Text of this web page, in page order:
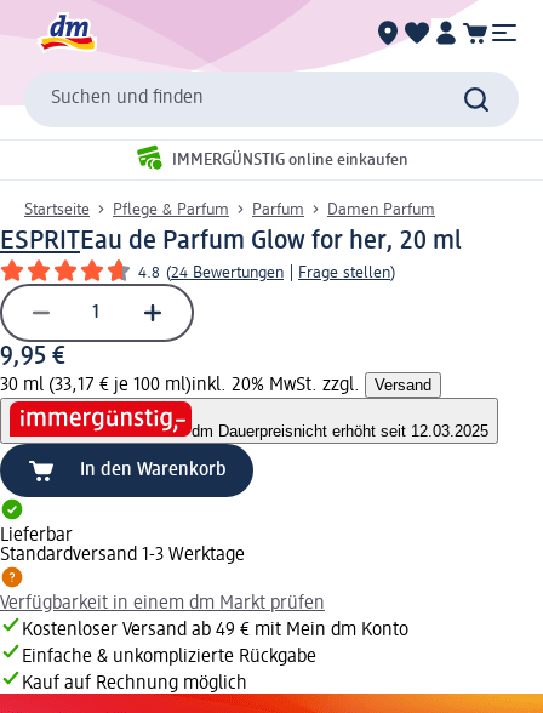
Suchen und finden
IMMERGÜNSTIG online einkaufen
Startseite Pflege & Parfum Parfum Damen Parfum
ESPRITEau de Parfum Glow for her, 20 ml
4.8 (24 Bewertungen Frage stellen)
9,95 €
30 ml (33,17 € je 100 ml)inkl. 20% MwSt. zzgl. Versand
dm Dauerpreisnicht erhöht seit 12.03.2025
In den Warenkorb
Lieferbar
Standardversand 1-3 Werktage
Verfügbarkeit in einem dm Markt prüfen
Kostenloser Versand ab 49 € mit Mein dm Konto
Einfache & unkomplizierte Rückgabe
Kauf auf Rechnung möglich